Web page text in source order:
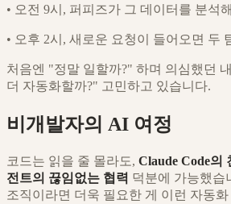
• 오전 9시, 퍼피즈가 그 데이터를 분석
• 오후 2시, 새로운 요청이 들어오면 두
처음엔 "정말 일할까?" 하며 의심했던
더 자동화할까?" 고민하고 있습니다.
비개발자의 AI 여정
코드는 읽을 줄 몰라도, Claude Code의
전트의 끊임없는 협력 덕분에 가능했습
조직이라면 더욱 필요한 게 이런 자동